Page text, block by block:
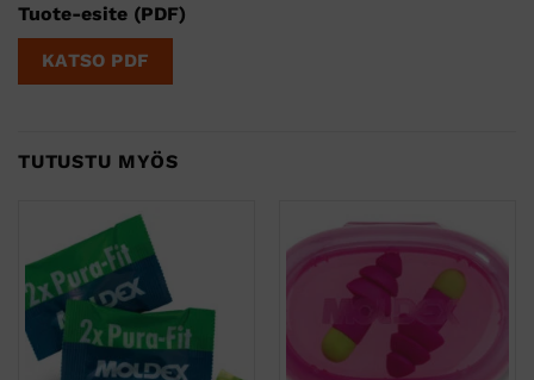
Tuote-esite (PDF)
KATSO PDF
TUTUSTU MYÖS